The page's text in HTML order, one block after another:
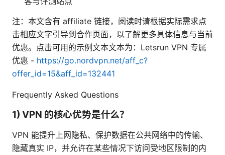
注：本文含有 affiliate 链接，阅读时请根据实际需求点
击相应文字引导到合作页面，以了解更多具体信息与当前
优惠。点击可用的示例文本文本为：Letsrun VPN 专属
优惠 - https://go.nordvpn.net/aff_c?
offer_id=15&aff_id=132441
Frequently Asked Questions
1) VPN 的核心优势是什么？
VPN 能提升上网隐私、保护数据在公共网络中的传输、
隐藏真实 IP，并允许在某些情况下访问受地区限制的内